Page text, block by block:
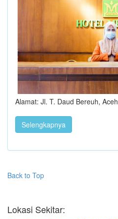
Alamat: Jl. T. Daud Bereuh, Aceh
Selengkapnya
Back to Top
Lokasi Sekitar: